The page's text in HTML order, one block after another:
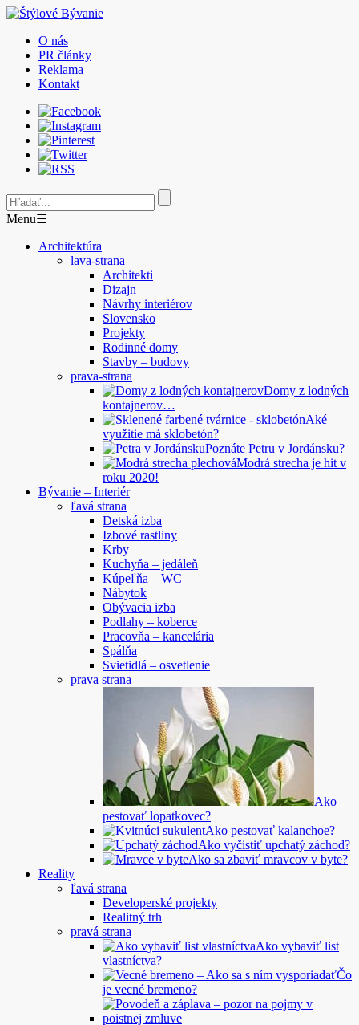
O nás
PR články
Reklama
Kontakt
Menu☰
Architektúra
lava-strana
Architekti
Dizajn
Návrhy interiérov
Slovensko
Projekty
Rodinné domy
Stavby – budovy
prava-strana
Domy z lodných
kontajnerov…
Aké
využitie má sklobetón?
Poznáte Petru v Jordánsku?
Modrá strecha je hit v
roku 2020!
Bývanie – Interiér
ľavá strana
Detská izba
Izbové rastliny
Krby
Kuchyňa – jedáleň
Kúpeľňa – WC
Nábytok
Obývacia izba
Podlahy – koberce
Pracovňa – kancelária
Spálňa
Svietidlá – osvetlenie
prava strana
Ako
pestovať lopatkovec?
Ako pestovať kalanchoe?
Ako vyčistiť upchatý záchod?
Ako sa zbaviť mravcov v byte?
Reality
ľavá strana
Developerské projekty
Realitný trh
pravá strana
Ako vybaviť list
vlastníctva?
Čo
je vecné bremeno?